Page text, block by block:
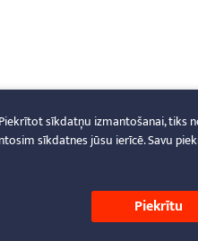
sīkdatņu izmantošanai,
sīkdatnes jūsu ierīcē. Savu
Piekrītu